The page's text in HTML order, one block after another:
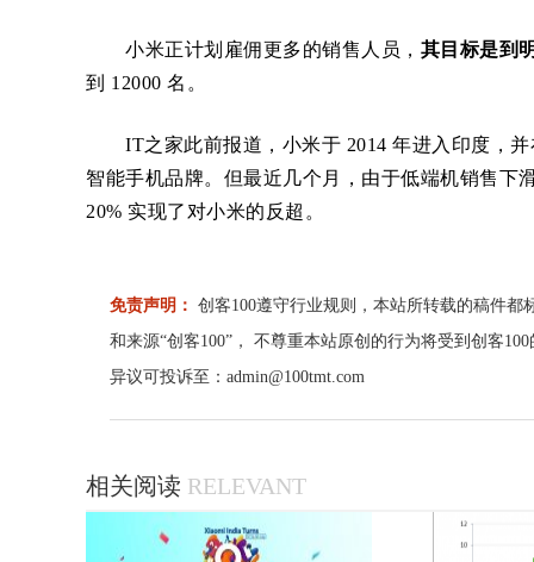
小米正计划雇佣更多的销售人员， 其目标是到
到 12000 名。
IT之家此前报道，小米于 2014 年进入印度，并
智能手机品牌。但最近几个月，由于低端机销售下
20% 实现了对小米的反超。
免责声明： 创客100遵守行业规则，本站所转载的稿件
和来源“创客100”， 不尊重本站原创的行为将受到创客
异议可投诉至：admin@100tmt.com
相关阅读 RELEVANT